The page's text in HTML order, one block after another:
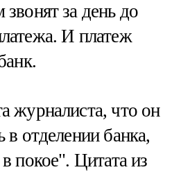
за день до
И платеж
журналиста, что он
в отделении банка,
покое". Цитата из